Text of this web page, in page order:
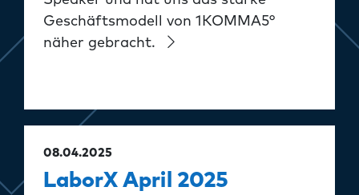
Geschäftsmodell von 1KOMMA5°
näher gebracht.
08.04.2025
LaborX April 2025